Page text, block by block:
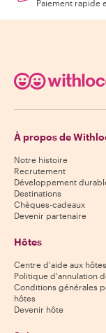
Paiement rapide
À propos de
Notre histoire
Recrutement
Développement
Destinations
Chèques-cadeaux
Devenir partenaire
Hôtes
Centre d'aide aux hôtes
Politique d'annulation
Conditions générales
hôtes
Devenir hôte